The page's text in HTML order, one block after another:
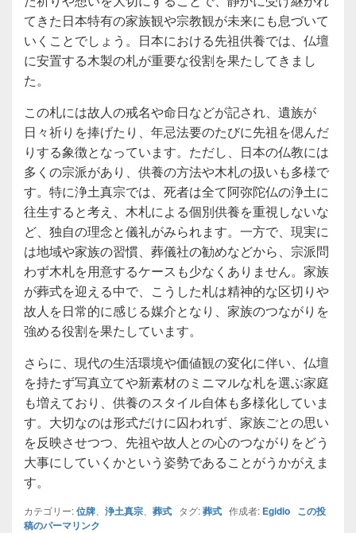
てきた日本特有の家族観や宗教観が未来にも息づいて
いくことでしょう。日本における先祖供養では、仏壇
に安置する木製の札が重要な役割を果たしてきまし
た。
この札には故人の戒名や命日などが記され、遺族が
日々祈りを捧げたり、年忌法要のたびに先祖を偲んだ
りする象徴となっています。ただし、日本の仏教には
多くの宗派があり、供養の方法や木札の扱いも多様で
す。特に浄土真宗では、死者は全て阿弥陀仏の浄土に
往生すると考え、木札による個別供養を重視しないな
ど、独自の理念と儀礼がみられます。一方で、現実に
は地域や家族の習慣、葬儀社の勧めなどから、宗派問
わず木札を用意するケースも少なくありません。家族
が葬式を迎える中で、こうした札は精神的な区切りや
故人を日常的に感じる媒介となり、家族のつながりを
強める役割を果たしています。
さらに、現代の生活環境や価値観の変化に伴い、仏壇
を持たず写真立てや新素材のミニマルな札を選ぶ家庭
も増えており、供養のスタイル自体も多様化していま
す。大切なのは形式だけに囚われず、家族ごとの思い
を反映させつつ、先祖や故人との心のつながりをどう
大事にしていくかという姿勢であることがうかがえま
す。
カテゴリー:位牌 浄土真宗 葬式 タグ:葬式 作成者: Egidio この投
稿のパーマリンク